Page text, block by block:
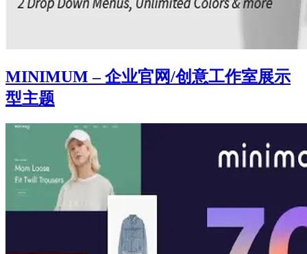
MINIMUM – 企业官网/创意工作室展示
型主题